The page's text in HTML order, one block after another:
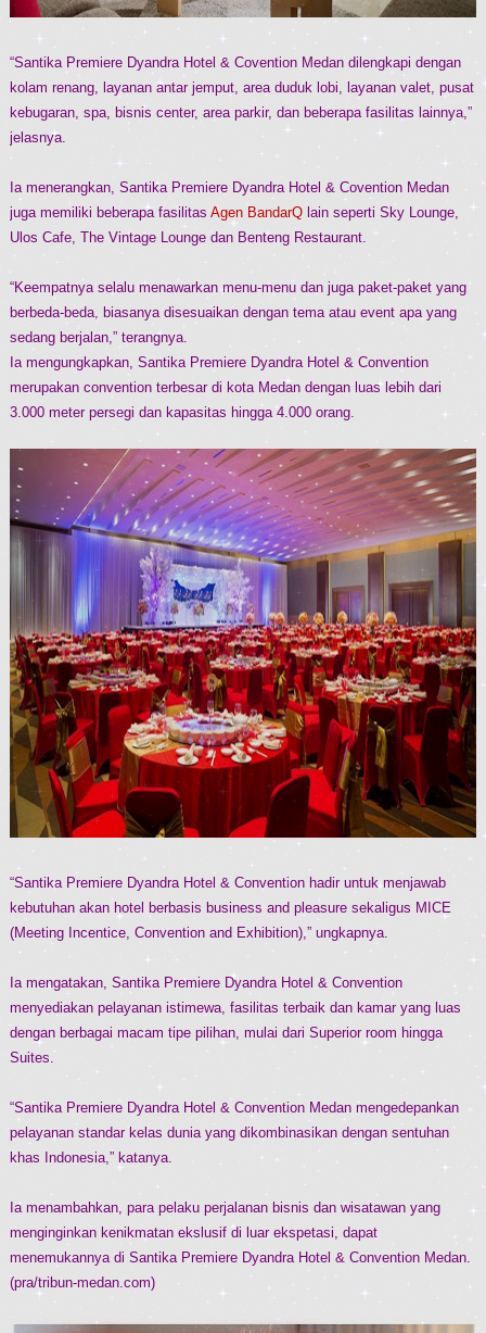
“Santika Premiere Dyandra Hotel & Covention Medan dilengkapi dengan
kolam renang, layanan antar jemput, area duduk lobi, layanan valet, pusat
kebugaran, spa, bisnis center, area parkir, dan beberapa fasilitas lainnya,”
jelasnya.
Ia menerangkan, Santika Premiere Dyandra Hotel & Covention Medan
juga memiliki beberapa fasilitas Agen BandarQlain seperti Sky Lounge,
Ulos Cafe, The Vintage Lounge dan Benteng Restaurant.
“Keempatnya selalu menawarkan menu-menu dan juga paket-paket yang
berbeda-beda, biasanya disesuaikan dengan tema atau event apa yang
sedang berjalan,” terangnya.
Ia mengungkapkan, Santika Premiere Dyandra Hotel & Convention
merupakan convention terbesar di kota Medan dengan luas lebih dari
3.000 meter persegi dan kapasitas hingga 4.000 orang.
“Santika Premiere Dyandra Hotel & Convention hadir untuk menjawab
kebutuhan akan hotel berbasis business and pleasure sekaligus MICE
(Meeting Incentice, Convention and Exhibition),” ungkapnya.
Ia mengatakan, Santika Premiere Dyandra Hotel & Convention
menyediakan pelayanan istimewa, fasilitas terbaik dan kamar yang luas
dengan berbagai macam tipe pilihan, mulai dari Superior room hingga
Suites.
“Santika Premiere Dyandra Hotel & Convention Medan mengedepankan
pelayanan standar kelas dunia yang dikombinasikan dengan sentuhan
khas Indonesia,” katanya.
Ia menambahkan, para pelaku perjalanan bisnis dan wisatawan yang
menginginkan kenikmatan ekslusif di luar ekspetasi, dapat
menemukannya di Santika Premiere Dyandra Hotel & Convention Medan.
(pra/tribun-medan.com)